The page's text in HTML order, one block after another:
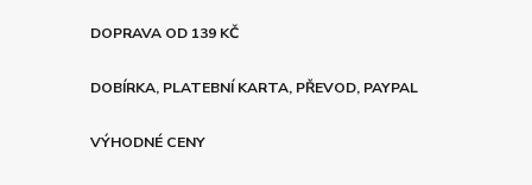
DOPRAVA OD 139 KČ
DOBÍRKA, PLATEBNÍ KARTA, PŘEVOD, PAYPAL
VÝHODNÉ CENY